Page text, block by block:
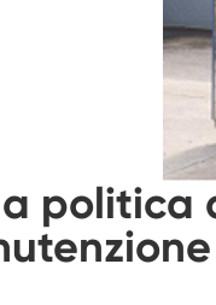
politica